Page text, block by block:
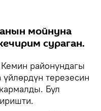
мойнуна
сураган.
Кемин районундагы
терезесин
Бул